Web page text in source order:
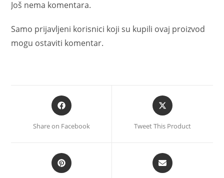
Još nema komentara.
Samo prijavljeni korisnici koji su kupili ovaj proizvod
mogu ostaviti komentar.
Share on Facebook Tweet This Product